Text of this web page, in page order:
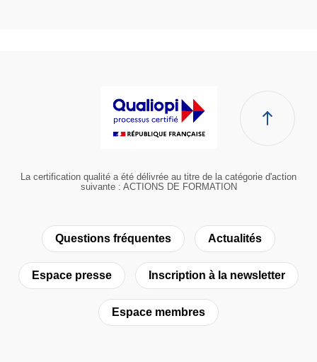
La certification qualité a été délivrée au titre de la catégorie d'action
suivante : ACTIONS DE FORMATION
Questions fréquentes Actualités
Espace presse Inscription à la newsletter
Espace membres